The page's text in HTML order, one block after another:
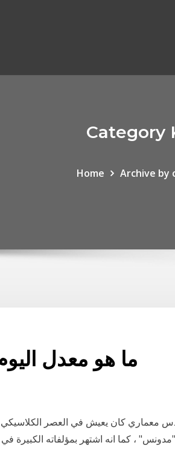
Category
Home Archive by
ما هو معدل
معماري كان يعيش في العصر الكلاسيكي